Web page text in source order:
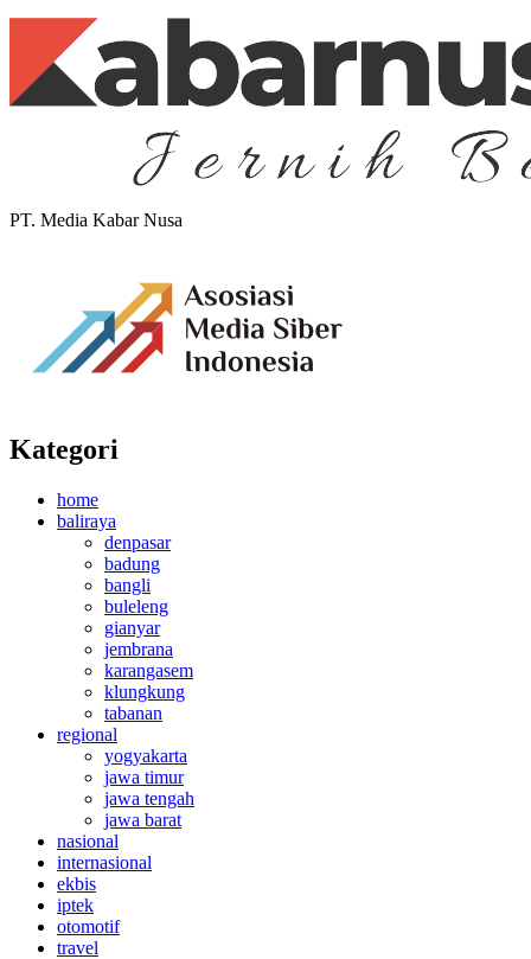
PT. Media Kabar Nusa
Kategori
home
baliraya
denpasar
badung
bangli
buleleng
gianyar
jembrana
karangasem
klungkung
tabanan
regional
yogyakarta
jawa timur
jawa tengah
jawa barat
nasional
internasional
ekbis
iptek
otomotif
travel